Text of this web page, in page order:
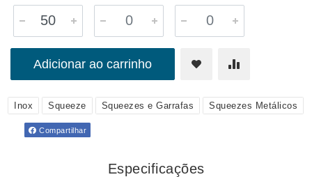
Adicionar ao carrinho
Inox Squeeze Squeezes e Garrafas Squeezes Metálicos
Compartilhar
Especificações